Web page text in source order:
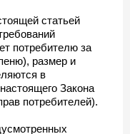
статьей
потребителю за
размер и
в
Закона
потребителей).